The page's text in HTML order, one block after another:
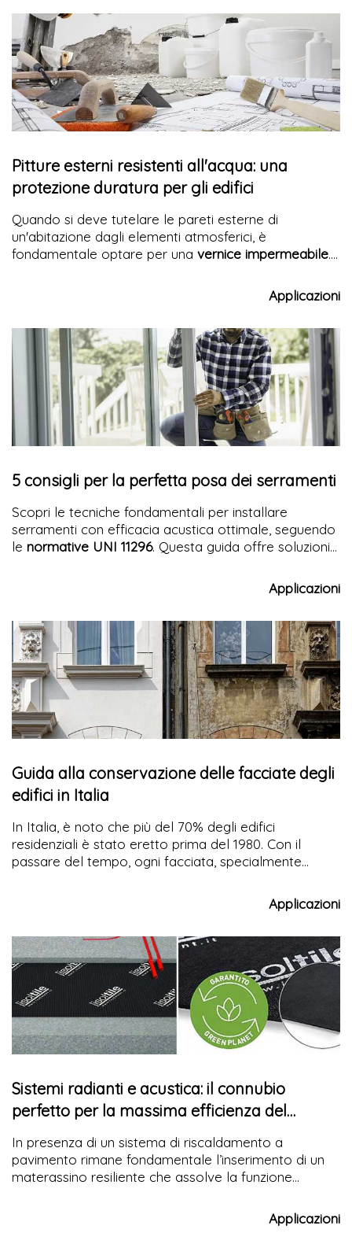
consumo del suolo
Pitture esterni resistenti all'acqua: una
protezione duratura per gli edifici
Quando si deve tutelare le pareti esterne di
un'abitazione dagli elementi atmosferici, è
fondamentale optare per una vernice impermeabile.
che umidità, piogge e altre condizioni meteorologiche
possono arrecare alle superfici esterne. Utilizzando
all'acqua,è possibile mantenere l'estetica e
assicurare una difesa duratura della propria casa.
Applicazioni
5 consigli per la perfetta posa dei serramenti
Scopri le tecniche fondamentali per installare
serramenti con efficacia acustica ottimale, seguendo
le normative UNI 11296. Questa guida offre soluzioni
comfort abitativo e prestazioni acustiche superiori.
Applicazioni
Guida alla conservazione delle facciate degli
edifici in Italia
In Italia, è noto che più del 70% degli edifici
residenziali è stato eretto prima del 1980. Con il
passare del tempo, ogni facciata, specialmente
dovuti principalmente all'esposizione agli elementi
atmosferici e all'inquinamento, nonché a possibili
conseguenza, è fondamentale programmare e
realizzare con continuità interventi di manutenzione
delle facciate, affidandosi a installatori qualificati e
competenti come Settef, che si specializza anche nel
restaurodi strutture di vario tipo.
Applicazioni
Sistemi radianti e acustica: il connubio
perfetto per la massima efficienza del
In presenza di un sistema di riscaldamento a
pavimento rimane fondamentale l’inserimento di un
materassino resiliente che assolve la funzione
Applicazioni